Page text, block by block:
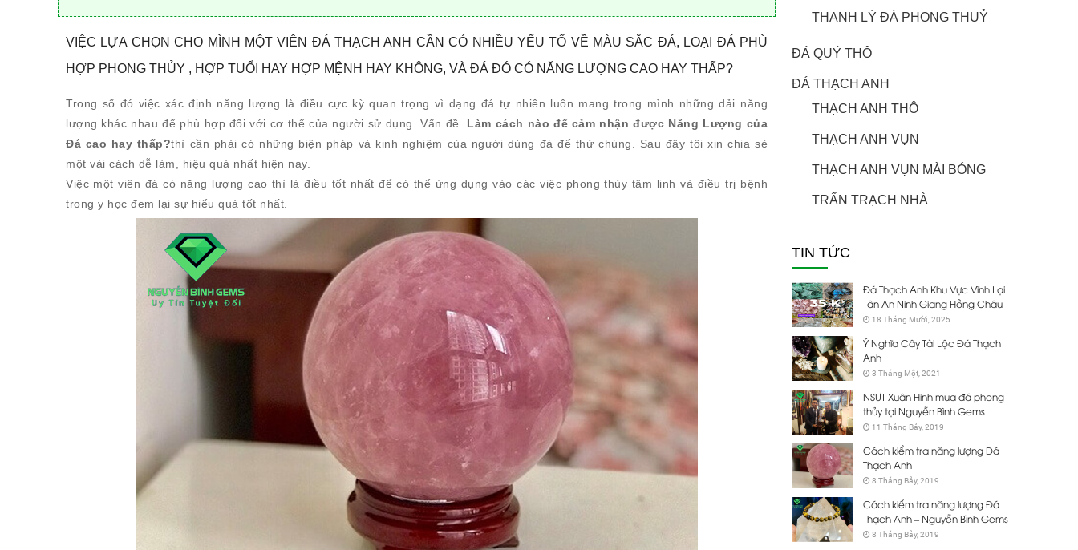
VIỆC LỰA CHỌN CHO MÌNH MỘT VIÊN ĐÁ THẠCH ANH CẦN CÓ NHIỀU YẾU TỐ VỀ MÀU SẮC ĐÁ, LOẠI ĐÁ PHÙ
HỢP PHONG THỦY , HỢP TUỔI HAY HỢP MỆNH HAY KHÔNG, VÀ ĐÁ ĐÓ CÓ NĂNG LƯỢNG CAO HAY THẤP?
Trong số đó việc xác định năng lượng là điều cực kỳ quan trọng vì dạng đá tự nhiên luôn mang trong mình những dải năng
lượng khác nhau để phù hợp đối với cơ thể của người sử dụng. Vấn đề Làm cách nào để cảm nhận được Năng Lượng của
Đá cao hay thấp?thì cần phải có những biện pháp và kinh nghiệm của người dùng đá để thử chúng. Sau đây tôi xin chia sẻ
một vài cách dễ làm, hiệu quả nhất hiện nay.
Việc một viên đá có năng lượng cao thì là điều tốt nhất để có thể ứng dụng vào các việc phong thủy tâm linh và điều trị bệnh
trong y học đem lại sự hiểu quả tốt nhất.
THANH LÝ ĐÁ PHONG THUỶ
ĐÁ QUÝ THÔ
ĐÁ THẠCH ANH
THẠCH ANH THÔ
THẠCH ANH VỤN
THẠCH ANH VỤN MÀI BÓNG
TRẤN TRẠCH NHÀ
TIN TỨC
Đá Thạch Anh Khu Vực Vĩnh Lại
Tân An Ninh Giang Hồng Châu
18 Tháng Mười, 2025
Ý Nghĩa Cây Tài Lộc Đá Thạch
Anh
3 Tháng Một, 2021
NSƯT Xuân Hinh mua đá phong
thủy tại Nguyễn Bình Gems
11 Tháng Bảy, 2019
Cách kiểm tra năng lượng Đá
Thạch Anh
8 Tháng Bảy, 2019
Cách kiểm tra năng lượng Đá
Thạch Anh – Nguyễn Bình Gems
8 Tháng Bảy, 2019